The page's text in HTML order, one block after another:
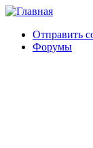
Отправить
Форумы